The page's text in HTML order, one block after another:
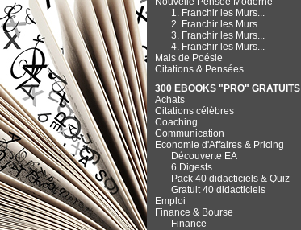
1. Franchir les Murs...
2. Franchir les Murs...
3. Franchir les Murs...
4. Franchir les Murs...
Mals de Poésie
Citations & Pensées
300 EBOOKS "PRO" GRATUITS
Achats
Citations célèbres
Coaching
Communication
Economie d'Affaires & Pricing
Découverte EA
6 Digests
Pack 40 didacticiels & Quiz
Gratuit 40 didacticiels
Emploi
Finance & Bourse
Finance